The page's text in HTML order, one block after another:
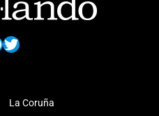
Twitter
La Coruña